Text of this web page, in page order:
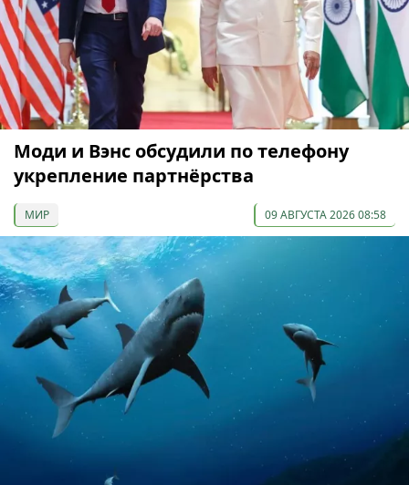
Моди и Вэнс обсудили по телефону
укрепление партнёрства
МИР 09 АВГУСТА 2026 08:58